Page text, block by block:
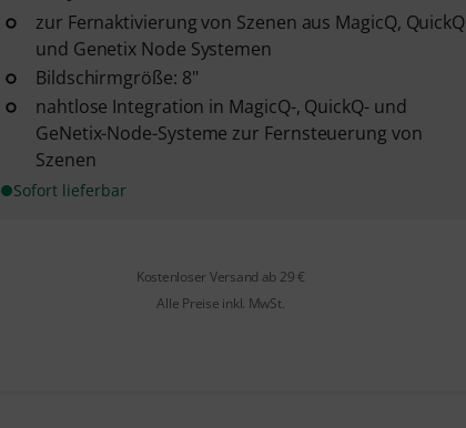
zur Fernaktivierung von Szenen aus MagicQ, QuickQ
und Genetix Node Systemen
Bildschirmgröße: 8"
nahtlose Integration in MagicQ-, QuickQ- und
GeNetix-Node-Systeme zur Fernsteuerung von
Szenen
Sofort lieferbar
Kostenloser Versand ab 29 €
Alle Preise inkl. MwSt.